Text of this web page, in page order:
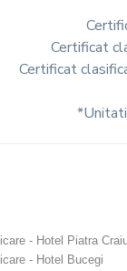
Certificat
Certificat
- Hotel Piatra
- Hotel Bucegi